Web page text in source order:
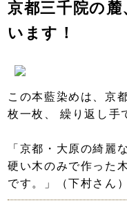
京都三千院の
います！
この本藍染めは、京
枚一枚、 繰り返し手
「京都・大原の綺麗
硬い木のみで作った
です。」（下村さん）